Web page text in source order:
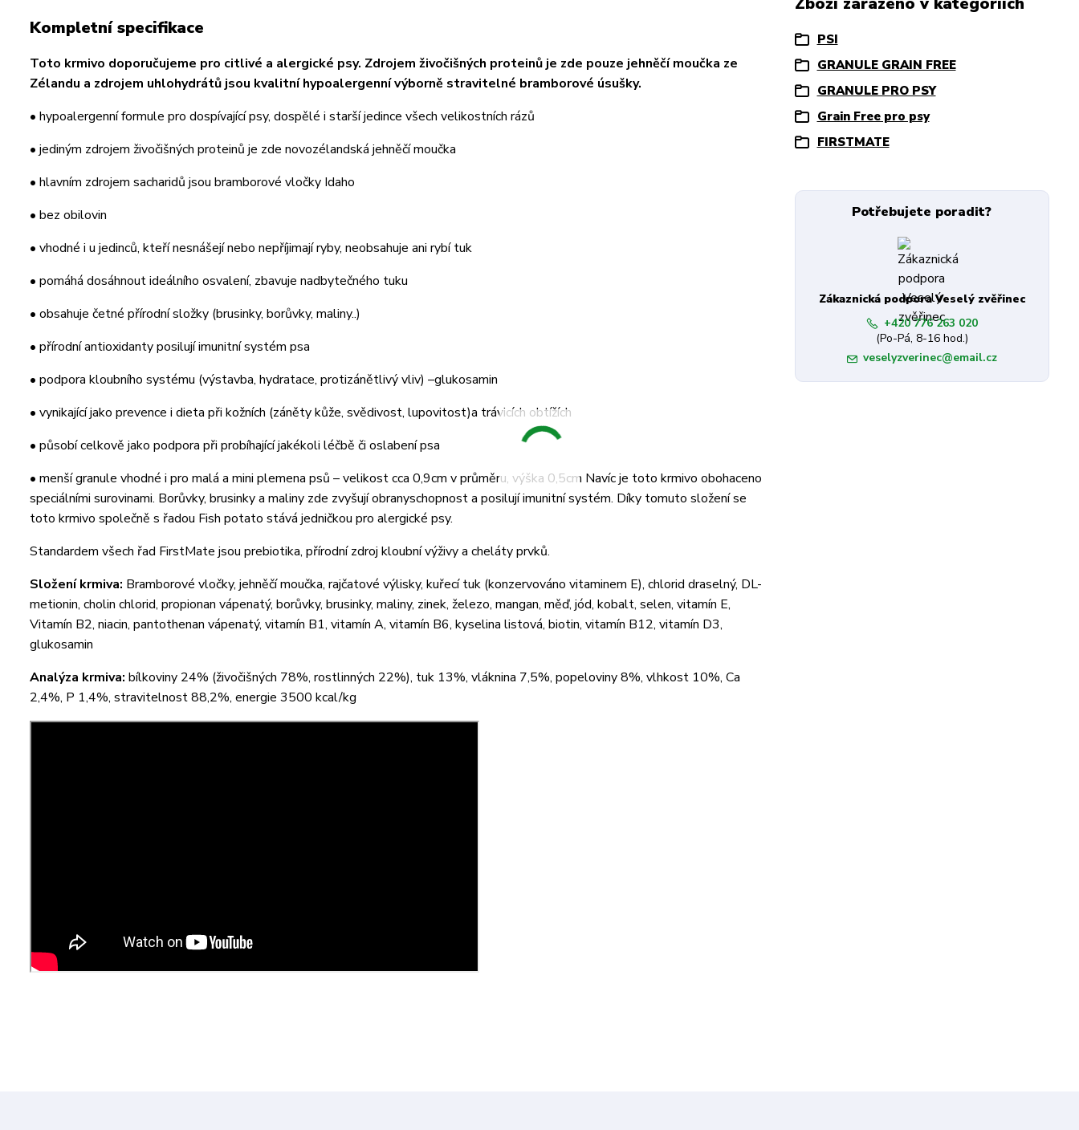
Kompletní specifikace
Toto krmivo doporučujeme pro citlivé a alergické psy. Zdrojem živočišných proteinů je zde pouze jehněčí moučka ze
Zélandu a zdrojem uhlohydrátů jsou kvalitní hypoalergenní výborně stravitelné bramborové úsušky.
• hypoalergenní formule pro dospívající psy, dospělé i starší jedince všech velikostních rázů
• jediným zdrojem živočišných proteinů je zde novozélandská jehněčí moučka
• hlavním zdrojem sacharidů jsou bramborové vločky Idaho
• bez obilovin
• vhodné i u jedinců, kteří nesnášejí nebo nepříjimají ryby, neobsahuje ani rybí tuk
• pomáhá dosáhnout ideálního osvalení, zbavuje nadbytečného tuku
• obsahuje četné přírodní složky (brusinky, borůvky, maliny..)
• přírodní antioxidanty posilují imunitní systém psa
• podpora kloubního systému (výstavba, hydratace, protizánětlivý vliv) –glukosamin
• vynikající jako prevence i dieta při kožních (záněty kůže, svědivost, lupovitost)a trávicích obtížích
• působí celkově jako podpora při probíhající jakékoli léčbě či oslabení psa
• menší granule vhodné i pro malá a mini plemena psů – velikost cca 0,9cm v průměru, výška 0,5cm Navíc je toto krmivo obohaceno
speciálními surovinami. Borůvky, brusinky a maliny zde zvyšují obranyschopnost a posilují imunitní systém. Díky tomuto složení se
toto krmivo společně s řadou Fish potato stává jedničkou pro alergické psy.
Standardem všech řad FirstMate jsou prebiotika, přírodní zdroj kloubní výživy a cheláty prvků.
Složení krmiva: Bramborové vločky, jehněčí moučka, rajčatové výlisky, kuřecí tuk (konzervováno vitaminem E), chlorid draselný, DL-
metionin, cholin chlorid, propionan vápenatý, borůvky, brusinky, maliny, zinek, železo, mangan, měď, jód, kobalt, selen, vitamín E,
Vitamín B2, niacin, pantothenan vápenatý, vitamín B1, vitamín A, vitamín B6, kyselina listová, biotin, vitamín B12, vitamín D3,
glukosamin
Analýza krmiva: bílkoviny 24% (živočišných 78%, rostlinných 22%), tuk 13%, vláknina 7,5%, popeloviny 8%, vlhkost 10%, Ca
2,4%, P 1,4%, stravitelnost 88,2%, energie 3500 kcal/kg
PSI
GRANULE GRAIN FREE
GRANULE PRO PSY
Grain Free pro psy
FIRSTMATE
Potřebujete poradit?
Zákaznická podpora Veselý zvěřinec
+420 776 263 020
(Po-Pá, 8-16 hod.)
veselyzverinec@email.cz